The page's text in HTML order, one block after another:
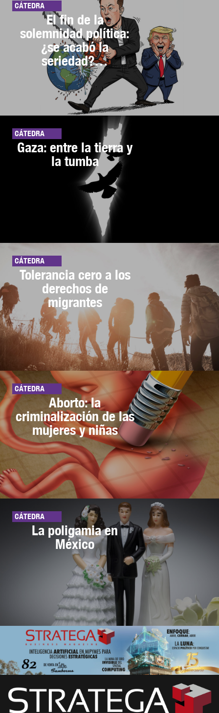
CÁTEDRA
El fin de la
solemnidad política:
¿se acabó la
seriedad?…
CÁTEDRA
Gaza: entre la tierra y
la tumba
CÁTEDRA
Tolerancia cero a los
derechos de
migrantes
CÁTEDRA
Aborto: la
criminalización de las
mujeres y niñas
CÁTEDRA
La poligamia en
México